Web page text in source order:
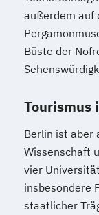
außerdem auf
Büste der
Tourismus
Berlin ist aber
Wissenschaft
vier
insbesondere
staatlicher